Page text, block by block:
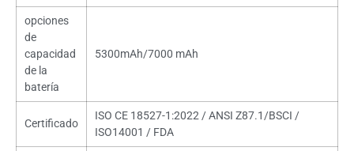
opciones
de
capacidad
de la
batería
5300mAh/7000 mAh
Certificado
ISO CE 18527-1:2022 / ANSI Z87.1/BSCI /
ISO14001 / FDA